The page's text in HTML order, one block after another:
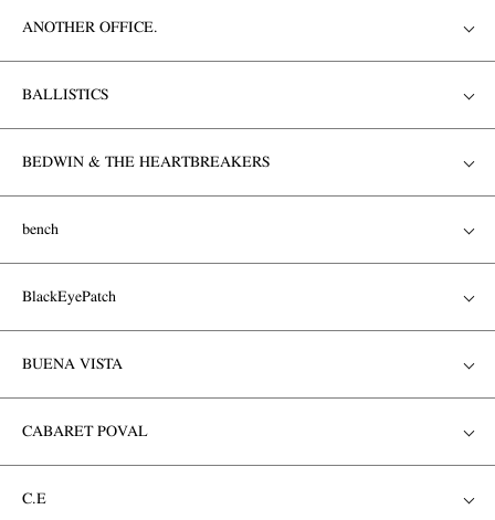
ANOTHER OFFICE.
BALLISTICS
BEDWIN & THE HEARTBREAKERS
bench
BlackEyePatch
BUENA VISTA
CABARET POVAL
C.E